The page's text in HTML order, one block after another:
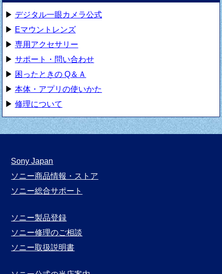
▶ デジタル一眼カメラ公式
▶ Eマウントレンズ
▶ 専用アクセサリー
▶ サポート・問い合わせ
▶ 困ったときの Q＆Ａ
▶ 本体・アプリの使いかた
▶ 修理について
Sony Japan
ソニー商品情報・ストア
ソニー総合サポート
ソニー製品登録
ソニー修理のご相談
ソニー取扱説明書